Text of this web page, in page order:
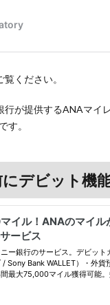
ください。
行が提供するANAマイ
す。
デビット機